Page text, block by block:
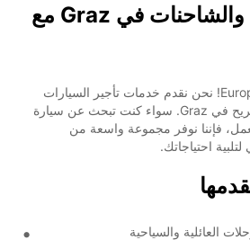
تأجير السيارات والشاحنات في Graz مع
مرحباً بكم في Europcar Graz! نحن نقدم خدمات تأجير السيارات
والشاحنات في موقعنا المريح في Graz. سواء كنت تبحث عن سيارة
فإننا نوفر مجموعة واسعة من
احتياجاتك.
العائلية والسياحية